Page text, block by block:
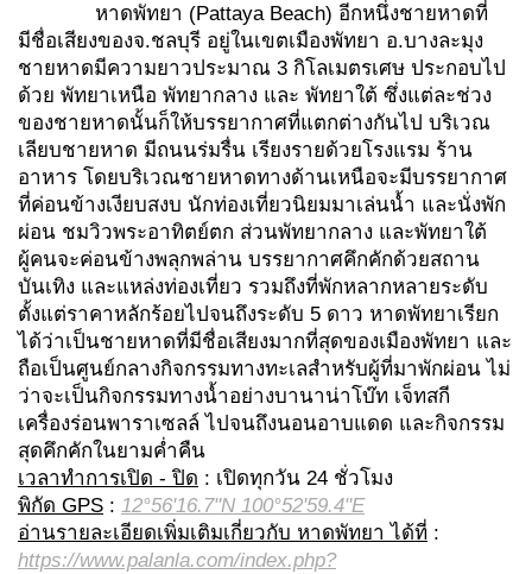
หาดพัทยา (Pattaya Beach) อีกหนึ่งชายหาดที่
มีชื่อเสียงของจ.ชลบุรี อยู่ในเขตเมืองพัทยา อ.บางละมุง
ชายหาดมีความยาวประมาณ 3 กิโลเมตรเศษ ประกอบไป
ด้วย พัทยาเหนือ พัทยากลาง และ พัทยาใต้ ซึ่งแต่ละช่วง
ของชายหาดนั้นก็ให้บรรยากาศที่แตกต่างกันไป บริเวณ
เลียบชายหาด มีถนนร่มรื่น เรียงรายด้วยโรงแรม ร้าน
อาหาร โดยบริเวณชายหาดทางด้านเหนือจะมีบรรยากาศ
ที่ค่อนข้างเงียบสงบ นักท่องเที่ยวนิยมมาเล่นน้ำ และนั่งพัก
ผ่อน ชมวิวพระอาทิตย์ตก ส่วนพัทยากลาง และพัทยาใต้
ผู้คนจะค่อนข้างพลุกพล่าน บรรยากาศคึกคักด้วยสถาน
บันเทิง และแหล่งท่องเที่ยว รวมถึงที่พักหลากหลายระดับ
ตั้งแต่ราคาหลักร้อยไปจนถึงระดับ 5 ดาว หาดพัทยาเรียก
ได้ว่าเป็นชายหาดที่มีชื่อเสียงมากที่สุดของเมืองพัทยา และ
ถือเป็นศูนย์กลางกิจกรรมทางทะเลสำหรับผู้ที่มาพักผ่อน ไม่
ว่าจะเป็นกิจกรรมทางน้ำอย่างบานาน่าโบ๊ท เจ็ทสกี
เครื่องร่อนพาราเซลล์ ไปจนถึงนอนอาบแดด และกิจกรรม
สุดคึกคักในยามค่ำคืน
เวลาทำการเปิด - ปิด : เปิดทุกวัน 24 ชั่วโมง
พิกัด GPS : 12°56'16.7"N 100°52'59.4"E
อ่านรายละเอียดเพิ่มเติมเกี่ยวกับ หาดพัทยา ได้ที่ :
https://www.palanla.com/index.php?